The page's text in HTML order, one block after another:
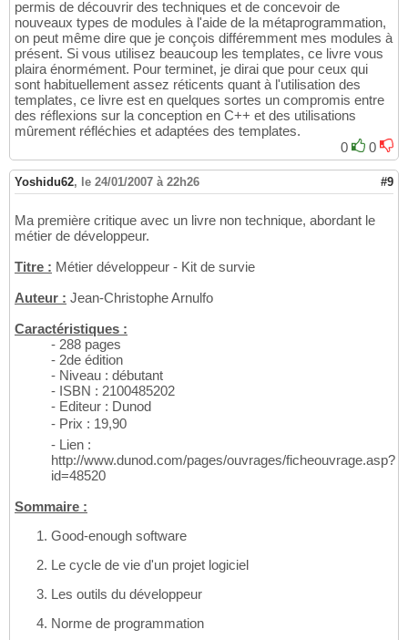
permis de découvrir des techniques et de concevoir de
nouveaux types de modules à l'aide de la métaprogrammation,
on peut même dire que je conçois différemment mes modules à
présent. Si vous utilisez beaucoup les templates, ce livre vous
plaira énormément. Pour terminet, je dirai que pour ceux qui
sont habituellement assez réticents quant à l'utilisation des
templates, ce livre est en quelques sortes un compromis entre
des réflexions sur la conception en C++ et des utilisations
mûrement réfléchies et adaptées des templates.
0
0
Yoshidu62, le 24/01/2007 à 22h26 #9
Ma première critique avec un livre non technique, abordant le
métier de développeur.
Titre : Métier développeur - Kit de survie
Auteur : Jean-Christophe Arnulfo
Caractéristiques :
- 288 pages
- 2de édition
- Niveau : débutant
- ISBN : 2100485202
- Editeur : Dunod
- Prix : 19,90
- Lien :
http://www.dunod.com/pages/ouvrages/ficheouvrage.asp?
id=48520
Sommaire :
Good-enough software
Le cycle de vie d'un projet logiciel
Les outils du développeur
Norme de programmation